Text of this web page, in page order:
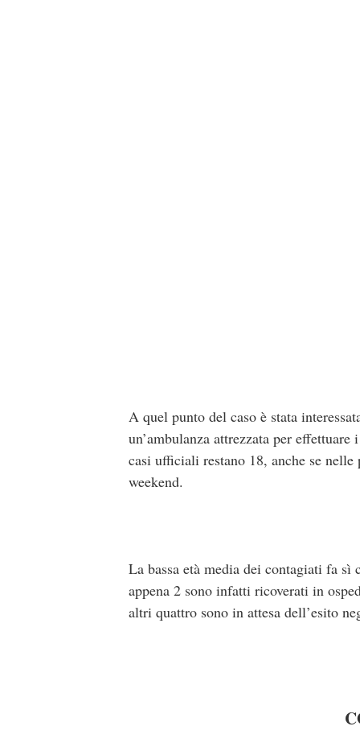
A quel punto del caso è stata
un’ambulanza attrezzata per
casi ufficiali restano 18, anche se
weekend.
La bassa età media dei contagiati fa
appena 2 sono infatti ricoverati in
altri quattro sono in attesa dell’esito